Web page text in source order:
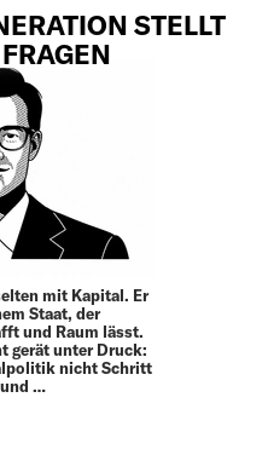
STELLT
mit Kapital. Er
Staat, der
und Raum lässt.
gerät unter Druck:
nicht Schritt
…